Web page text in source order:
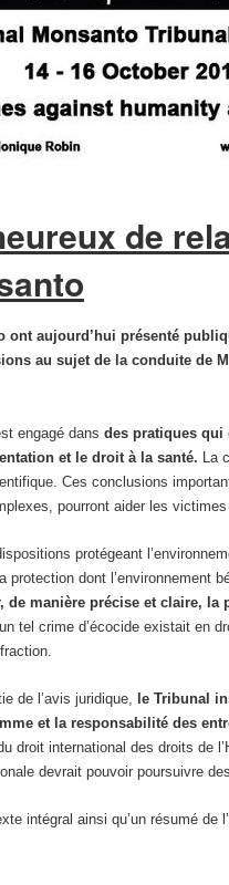
de
ont aujourd’hui présenté
au sujet de la conduite de
engagé dans des pratiques
et le droit à la santé. La
Ces conclusions
pourront aider les
protégeant
protection dont l’environnement
manière précise et claire, la
tel crime d’écocide existait en
de l’avis juridique, le Tribunal
et la responsabilité des
droit international des droits de
devrait pouvoir poursuivre
intégral ainsi qu’un résumé de